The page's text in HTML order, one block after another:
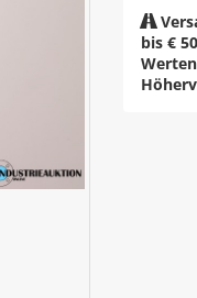
bis €